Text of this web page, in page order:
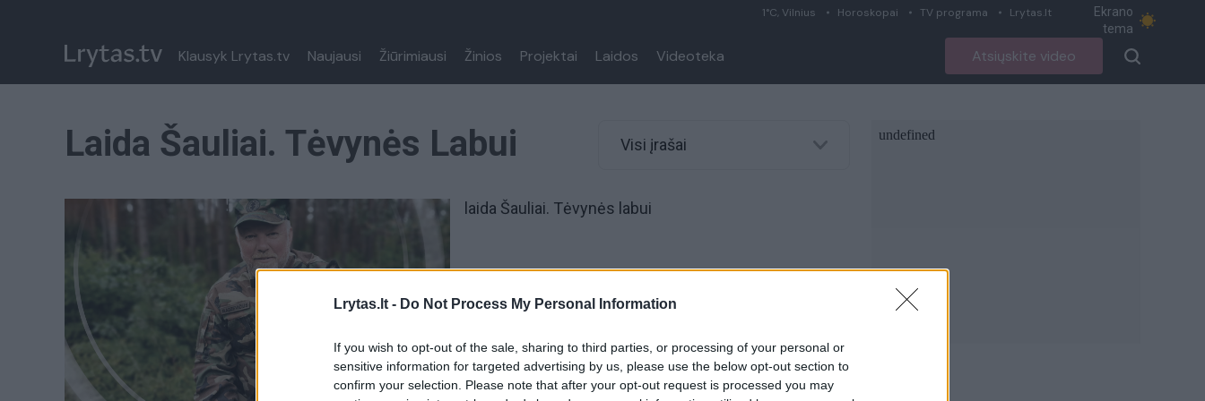
Lrytas.lt - Do Not Process My Personal Information
If you wish to opt-out of the sale, sharing to third parties, or processing of your personal or
sensitive information for targeted advertising by us, please use the below opt-out section to
confirm your selection. Please note that after your opt-out request is processed you may
1°C, Vilnius Horoskopai TV programa Lrytas.lt
Ekrano
tema
Klausyk Lrytas.tv Naujausi Žiūrimiausi Žinios Projektai Laidos Videoteka Atsiųskite video
Laida Šauliai. Tėvynės Labui Visi įrašai
laida Šauliai. Tėvynės labui